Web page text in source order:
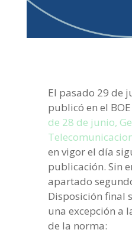
El pasado 29 de
publicó en el
de 28 de junio,
en vigor el día
publicación. Sin
apartado
Disposición final
una excepción a
de la norma: